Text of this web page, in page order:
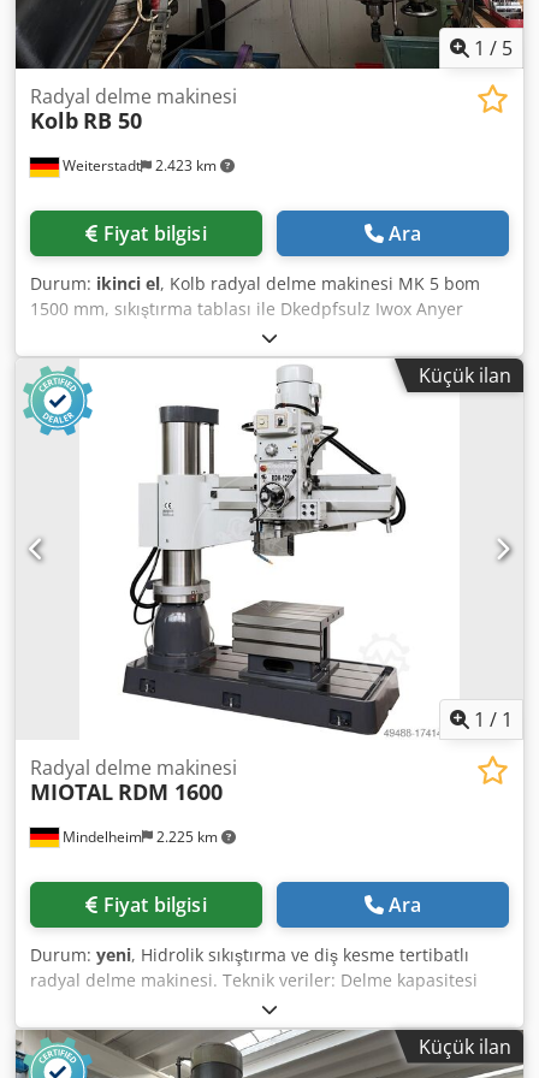
1 / 5
Weiterstadt 2.423 km
Radyal delme makinesi
Kolb RB 50
Fiyat bilgisi Ara
Durum: ikinci el, Kolb radyal delme makinesi MK 5 bom
1500 mm, sıkıştırma tablası ile Dkedpfsulz Iwox Anyer
Küçük ilan
1 / 1
Mindelheim 2.225 km
Radyal delme makinesi
MIOTAL RDM 1600
Fiyat bilgisi Ara
Durum: yeni, Hidrolik sıkıştırma ve diş kesme tertibatlı
radyal delme makinesi. Teknik veriler: Delme kapasitesi
çelik Ø: 50 mm Delme kapasitesi dökme demir Ø: 60 mm
Diş kesme çeliği Ø: 40 mm Diş kesme dökme demir Ø: 50
mm Kolon çapı: 320 mm Projeksiyon (min/maks): 330 - 1650
Küçük ilan